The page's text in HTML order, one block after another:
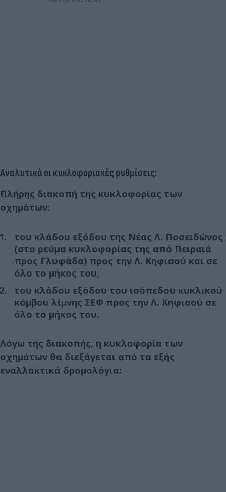
Αναλυτικά οι κυκλοφοριακές ρυθμίσεις:
Πλήρης διακοπή της κυκλοφορίας των
οχημάτων:
του κλάδου εξόδου της Νέας Λ. Ποσειδώνος
(στο ρεύμα κυκλοφορίας της από Πειραιά
προς Γλυφάδα) προς την Λ. Κηφισού και σε
όλο το μήκος του,
του κλάδου εξόδου του ισόπεδου κυκλικού
κόμβου λίμνης ΣΕΦ προς την Λ. Κηφισού σε
όλο το μήκος του.
Λόγω της διακοπής, η κυκλοφορία των
οχημάτων θα διεξάγεται από τα εξής
εναλλακτικά δρομολόγια: